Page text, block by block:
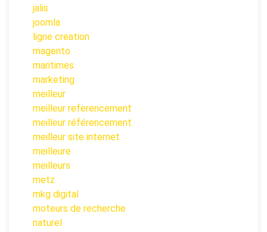
jalis
joomla
ligne creation
magento
maritimes
marketing
meilleur
meilleur referencement
meilleur référencement
meilleur site internet
meilleure
meilleurs
metz
mkg digital
moteurs de recherche
naturel